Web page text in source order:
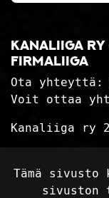
Tämä
sivuston
Kanaliiga
firmaliiga
Ota yhteyttä:
Voit ottaa
Kanaliiga ry
Toimitusehdot